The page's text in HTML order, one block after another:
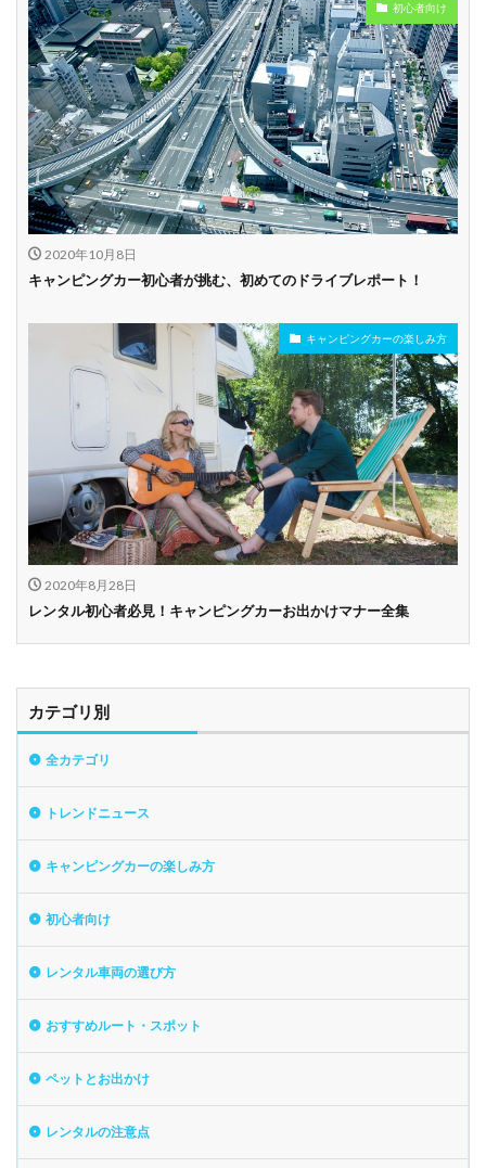
初心者向け
2020年10月8日
キャンピングカー初心者が挑む、初めてのドライブレポート！
キャンピングカーの楽しみ方
2020年8月28日
レンタル初心者必見！キャンピングカーお出かけマナー全集
カテゴリ別
全カテゴリ
トレンドニュース
キャンピングカーの楽しみ方
初心者向け
レンタル車両の選び方
おすすめルート・スポット
ペットとお出かけ
レンタルの注意点